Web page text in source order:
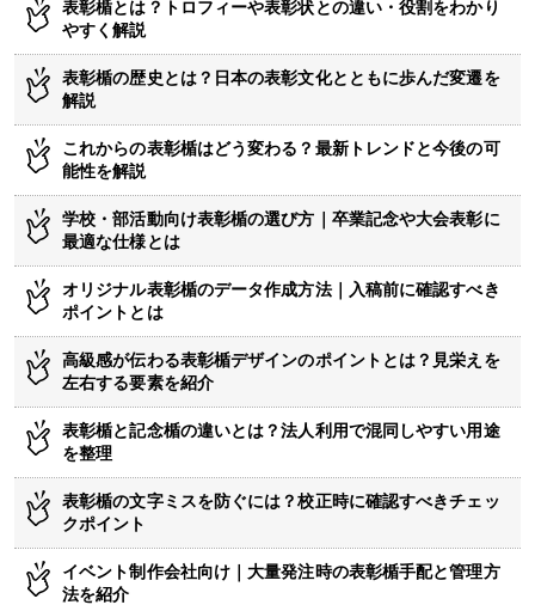
表彰楯とは？トロフィーや表彰状との違い・役割をわかり
やすく解説
表彰楯の歴史とは？日本の表彰文化とともに歩んだ変遷を
解説
これからの表彰楯はどう変わる？最新トレンドと今後の可
能性を解説
学校・部活動向け表彰楯の選び方｜卒業記念や大会表彰に
最適な仕様とは
オリジナル表彰楯のデータ作成方法｜入稿前に確認すべき
ポイントとは
高級感が伝わる表彰楯デザインのポイントとは？見栄えを
左右する要素を紹介
表彰楯と記念楯の違いとは？法人利用で混同しやすい用途
を整理
表彰楯の文字ミスを防ぐには？校正時に確認すべきチェッ
クポイント
イベント制作会社向け｜大量発注時の表彰楯手配と管理方
法を紹介